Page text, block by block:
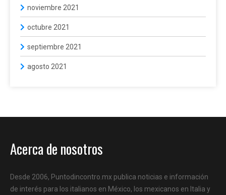
noviembre 2021
octubre 2021
septiembre 2021
agosto 2021
Acerca de nosotros
Desde 2006, Puntodincontro.mx publica noticias e información
de interés para los italianos en México, los mexicanos en Italia y